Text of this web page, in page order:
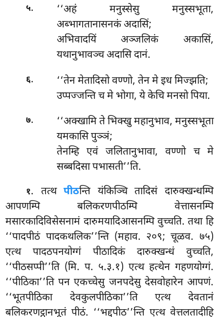
५.
‘‘अहं मनुस्सेसु मनुस्सभूता,
अब्भागतानासनकं अदासिं;
अभिवादयिं अञ्जलिकं अकासिं,
यथानुभावञ्च अदासि दानं.
६.
‘‘तेन मेतादिसो वण्णो, तेन मे इध मिज्झति;
उप्पज्जन्ति च मे भोगा, ये केचि मनसो पिया.
७. ‘‘अक्खामिते भिक्खु महानुभाव, मनुस्सभूता
यमकासि पुञ्ञं;
तेनम्हि एवं जलितानुभावा, वण्णो च मे
सब्बदिसा पभासती’’ति.
१. तत्थपीठन्ति यंकिञ्चि तादिसं दारुक्खन्धम्पि
आपणम्पि बलिकरणपीठम्पि वेत्तासनम्पि
मसारकादिविसेसनामं दारुमयादिआसनम्पि वुच्चति. तथा हि
‘‘पादपीठं पादकथलिक’’न्ति (महाव. २०९; चूळव. ७५)
एत्थ पादठपनयोग्गं पीठादिकं दारुक्खन्धं वुच्चति,
‘‘पीठसप्पी’’ति (मि. प. ५.३.१) एत्थ हत्थेन गहणयोग्गं.
‘‘पीठिका’’ति पन एकच्चेसु जनपदेसु देसवोहारेन आपणं.
‘‘भूतपीठिका देवकुलपीठिका’’ति एत्थ देवतानं
बलिकरणट्ठानभूतं पीठं. ‘‘भद्दपीठ’’न्ति एत्थ वेत्तलतादीहि